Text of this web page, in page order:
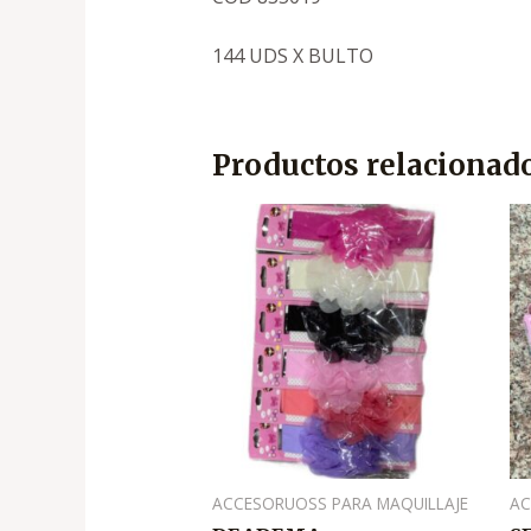
144 UDS X BULTO
Productos
ACCESORUOSS PARA MAQUILLAJE
El
precio
original
era:
.
₡500
El
precio
actual
.
₡350